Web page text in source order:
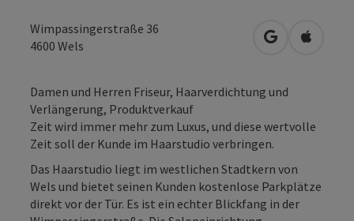
Wimpassingerstraße 36
4600 Wels in Google
in
Damen und Herren Friseur, Haarverdichtung und
Verlängerung, Produktverkauf
Zeit wird immer mehr zum Luxus, und diese wertvolle
Zeit soll der Kunde im Haarstudio verbringen.
Das Haarstudio liegt im westlichen Stadtkern von
Wels und bietet seinen Kunden kostenlose Parkplätze
direkt vor der Tür. Es ist ein echter Blickfang in der